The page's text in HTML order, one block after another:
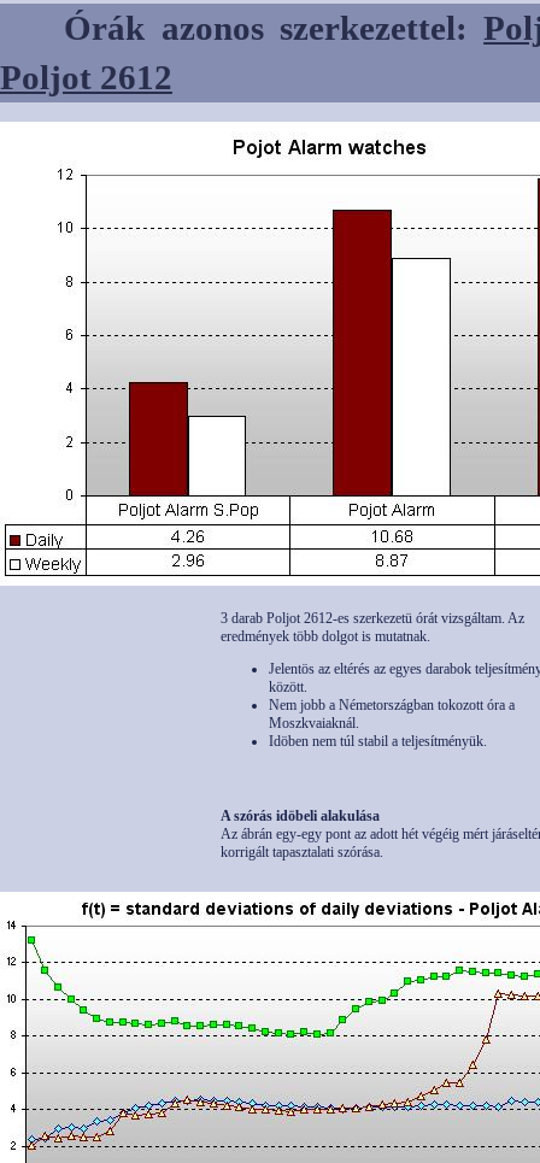
Órák azonos szerkezettel:
Poljot 2612
3 darab Poljot 2612-es szerkezetü órát vizsgáltam. Az
eredmények több dolgot is mutatnak.
Jelentös az eltérés az egyes darabok
között.
Nem jobb a Németországban tokozott óra a
Moszkvaiaknál.
Idöben nem túl stabil a teljesítményük.
A szórás idöbeli alakulása
Az ábrán egy-egy pont az adott hét végéig mért
korrigált tapasztalati szórása.